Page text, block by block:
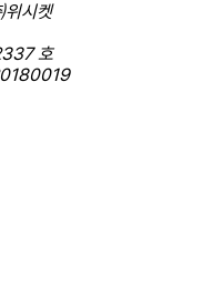
위시켓
호